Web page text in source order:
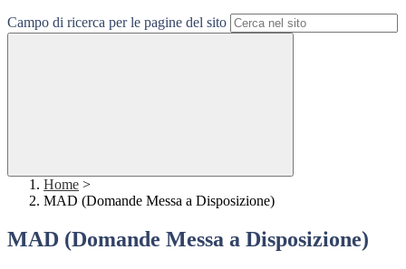
Campo di ricerca per le pagine del sito
Home >
MAD (Domande Messa a Disposizione)
MAD (Domande Messa a Disposizione)